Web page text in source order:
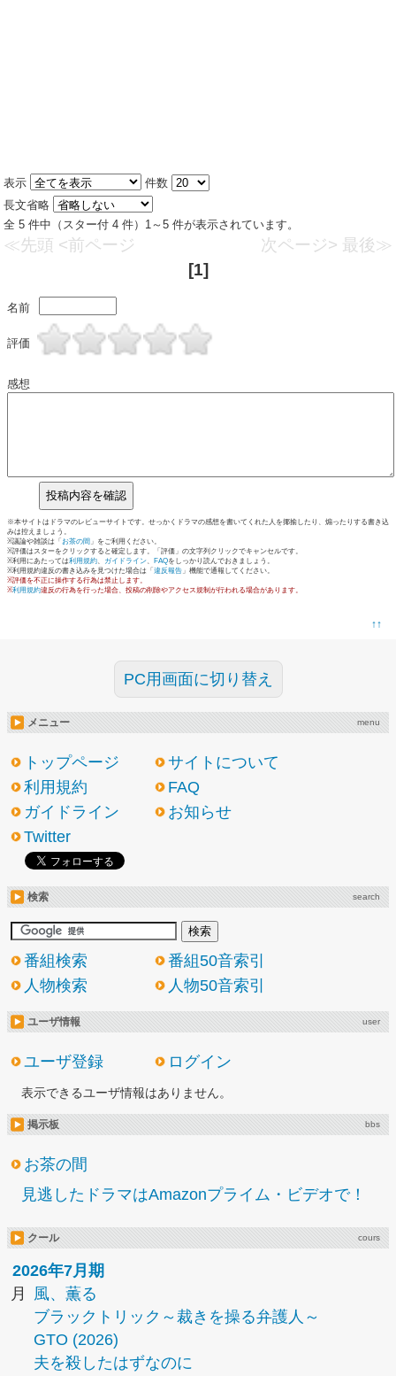
表示
件数
長文省略
全 5 件中（スター付 4 件）1～5 件が表示されています。
≪先頭 <前ページ 次ページ> 最後≫
[1]
名前
評価
感想
※本サイトはドラマのレビューサイトです。せっかくドラマの感想を書いてくれた人を揶揄したり、煽ったりする書き込
みは控えましょう。
※議論や雑談は「 お茶の間 」をご利用ください。
※評価はスターをクリックすると確定します。「評価」の文字列クリックでキャンセルです。
※利用にあたっては利用規約、 ガイドライン、 FAQをしっかり読んでおきましょう。
※利用規約違反の書き込みを見つけた場合は「 違反報告 」機能で通報してください。
※評価を不正に操作する行為は禁止します。
※利用規約違反の行為を行った場合、投稿の削除やアクセス規制が行われる場合があります。
↑↑
PC用画面に切り替え
メニュー menu
トップページ
サイトについて
利用規約
FAQ
ガイドライン
お知らせ
Twitter
検索 search
番組検索
番組50音索引
人物検索
人物50音索引
ユーザ情報 user
ユーザ登録 ログイン
表示できるユーザ情報はありません。
掲示板 bbs
お茶の間
見逃したドラマはAmazonプライム・ビデオで！
クール cours
2026年7月期
月
風、薫る
ブラックトリック～裁きを操る弁護人～
GTO (2026)
夫を殺したはずなのに